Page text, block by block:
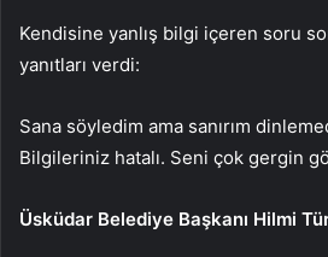
Kendisine yanlış bilgi içeren soru
yanıtları verdi:
Sana söyledim ama sanırım
Bilgileriniz hatalı. Seni çok gergin
Üsküdar Belediye Başkanı Hilmi